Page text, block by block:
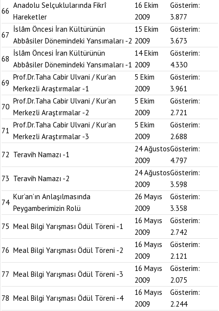
66
Anadolu Selçuklularında Fikrî
Hareketler
16 Ekim
2009
Gösterim:
3.877
67
İslâm Öncesi İran Kültürünün
Abbâsiler Dönemindeki Yansımaları -2
15 Ekim
2009
Gösterim:
3.673
68
İslâm Öncesi İran Kültürünün
Abbâsiler Dönemindeki Yansımaları -1
14 Ekim
2009
Gösterim:
4.330
69
Prof.Dr.Taha Cabir Ulvani / Kur’an
Merkezli Araştırmalar -1
5 Ekim
2009
Gösterim:
3.961
70
Prof.Dr.Taha Cabir Ulvani / Kur’an
Merkezli Araştırmalar -2
5 Ekim
2009
Gösterim:
2.721
71
Prof.Dr.Taha Cabir Ulvani / Kur’an
Merkezli Araştırmalar -3
5 Ekim
2009
Gösterim:
2.688
72 Teravih Namazı -1
24 Ağustos
2009
Gösterim:
4.797
73 Teravih Namazı -2
24 Ağustos
2009
Gösterim:
3.598
74
Kur’an’ın Anlaşılmasında
Peygamberimizin Rolü
26 Mayıs
2009
Gösterim:
3.358
75 Meal Bilgi Yarışması Ödül Töreni -1
16 Mayıs
2009
Gösterim:
2.742
76 Meal Bilgi Yarışması Ödül Töreni -2
16 Mayıs
2009
Gösterim:
2.121
77 Meal Bilgi Yarışması Ödül Töreni -3
16 Mayıs
2009
Gösterim:
2.075
78 Meal Bilgi Yarışması Ödül Töreni -4
16 Mayıs
2009
Gösterim:
2.244